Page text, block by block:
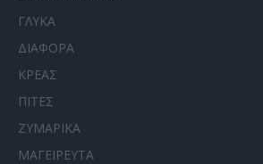
ΓΛΥΚΑ
ΔΙΑΦΟΡΑ
ΚΡΕΑΣ
ΠΙΤΕΣ
ΖΥΜΑΡΙΚΑ
ΜΑΓΕΙΡΕΥΤΑ